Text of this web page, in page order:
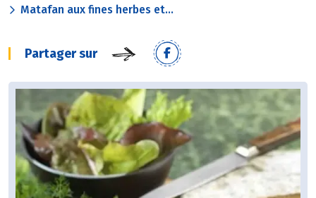
Matafan aux fines herbes et...
Partager sur